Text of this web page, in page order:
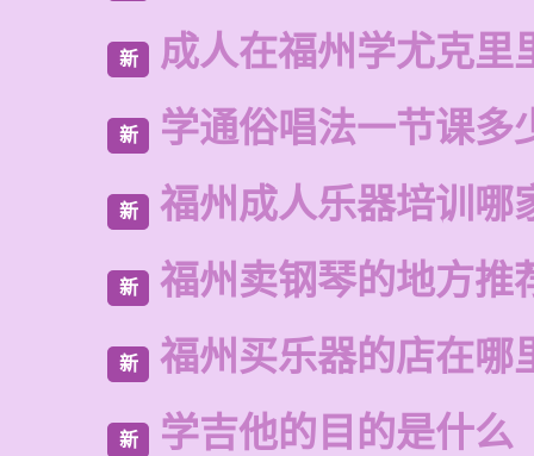
新 成人在福州学尤克里
新 学通俗唱法一节课多
新 福州成人乐器培训哪
新 福州卖钢琴的地方推
新 福州买乐器的店在哪
新 学吉他的目的是什么